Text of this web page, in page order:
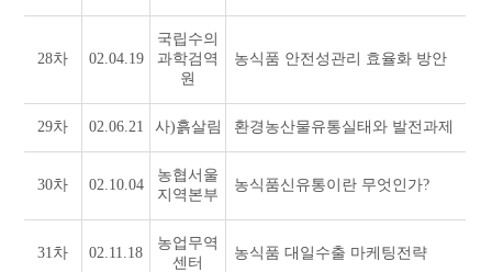
28차 02.04.19
국립수의
과학검역
원
농식품 안전성관리 효율화 방안
29차 02.06.21 사)흙살림 환경농산물유통실태와 발전과제
30차 02.10.04
농협서울
지역본부
농식품신유통이란 무엇인가?
31차 02.11.18
농업무역
센터
농식품 대일수출 마케팅전략